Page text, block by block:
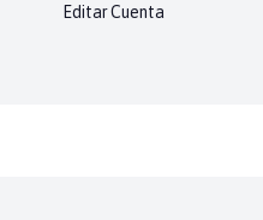
Editar Cuenta